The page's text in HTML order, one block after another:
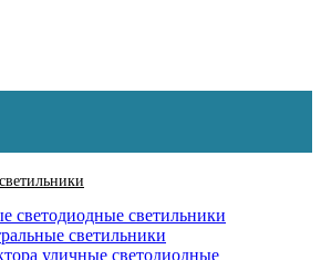
светодиодные светильники
светильники
уличные светодиодные